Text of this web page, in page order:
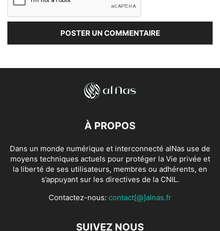
À PROPOS
Dans un monde numérique et interconnecté alNas use de
moyens techniques actuels pour protéger la Vie privée et
la liberté de ses utilisateurs, membres ou adhérents, en
s’appuyant sur les directives de la CNIL.
Contactez-nous: contact[@]alnas.fr
SUIVEZ NOUS